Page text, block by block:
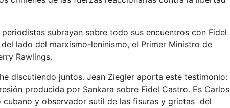
subrayan sobre todo sus encuentros con Fidel
lado del marxismo-leninismo, el Primer Ministro de
Rawlings.
discutiendo juntos. Jean Ziegler aporta este testimonio:
producida por Sankara sobre Fidel Castro. Es Carlos
y observador sutil de las fisuras y grietas del